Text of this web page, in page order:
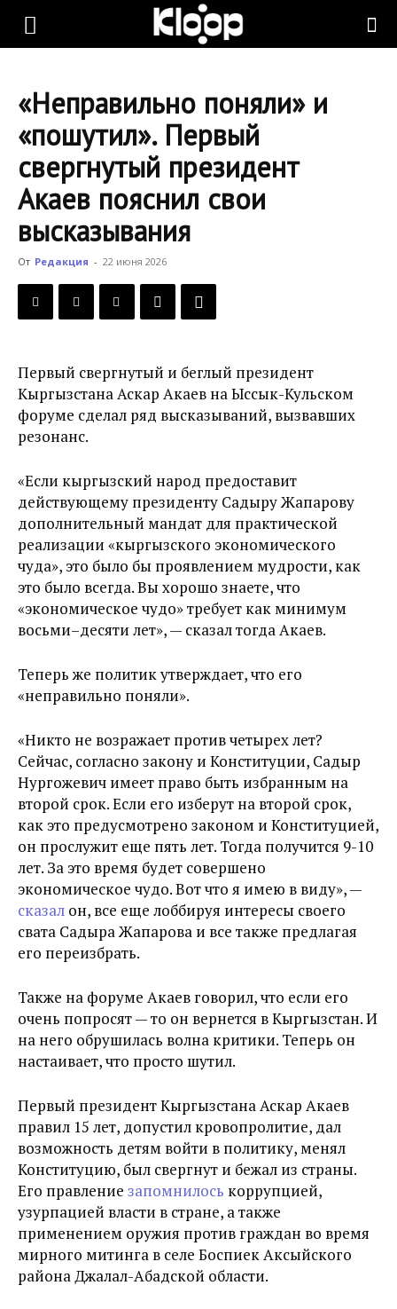
KLOOP.KG
Новости
Кыргызстана
«Неправильно поняли» и
«пошутил». Первый
свергнутый президент
Акаев пояснил свои
высказывания
От Редакция - 22 июня 2026
Первый свергнутый и беглый президент
Кыргызстана Аскар Акаев на Ыссык-Кульском
форуме сделал ряд высказываний, вызвавших
резонанс.
«Если кыргызский народ предоставит
действующему президенту Садыру Жапарову
дополнительный мандат для практической
реализации «кыргызского экономического
чуда», это было бы проявлением мудрости, как
это было всегда. Вы хорошо знаете, что
«экономическое чудо» требует как минимум
восьми–десяти лет», — сказал тогда Акаев.
Теперь же политик утверждает, что его
«неправильно поняли».
«Никто не возражает против четырех лет?
Сейчас, согласно закону и Конституции, Садыр
Нургожевич имеет право быть избранным на
второй срок. Если его изберут на второй срок,
как это предусмотрено законом и Конституцией,
он прослужит еще пять лет. Тогда получится 9-10
лет. За это время будет совершено
экономическое чудо. Вот что я имею в виду», —
сказал он, все еще лоббируя интересы своего
свата Садыра Жапарова и все также предлагая
его переизбрать.
Также на форуме Акаев говорил, что если его
очень попросят — то он вернется в Кыргызстан. И
на него обрушилась волна критики. Теперь он
настаивает, что просто шутил.
Первый президент Кыргызстана Аскар Акаев
правил 15 лет, допустил кровопролитие, дал
возможность детям войти в политику, менял
Конституцию, был свергнут и бежал из страны.
Его правление запомнилось коррупцией,
узурпацией власти в стране, а также
применением оружия против граждан во время
мирного митинга в селе Боспиек Аксыйского
района Джалал-Абадской области.